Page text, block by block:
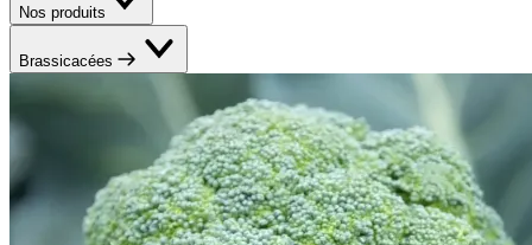
Nos produits
Brassicacées